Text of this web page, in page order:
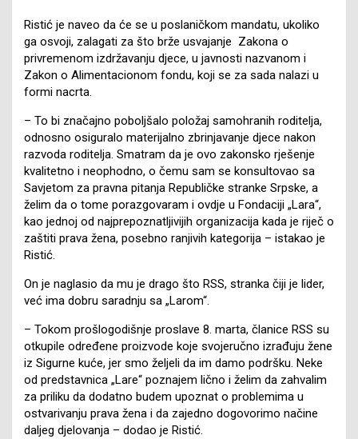
Ristić je naveo da će se u poslaničkom mandatu, ukoliko
ga osvoji, zalagati za što brže usvajanje Zakona o
privremenom izdržavanju djece, u javnosti nazvanom i
Zakon o Alimentacionom fondu, koji se za sada nalazi u
formi nacrta.
– To bi značajno poboljšalo položaj samohranih roditelja,
odnosno osiguralo materijalno zbrinjavanje djece nakon
razvoda roditelja. Smatram da je ovo zakonsko rješenje
kvalitetno i neophodno, o čemu sam se konsultovao sa
Savjetom za pravna pitanja Republičke stranke Srpske, a
želim da o tome porazgovaram i ovdje u Fondaciji „Lara“,
kao jednoj od najprepoznatljivijih organizacija kada je riječ o
zaštiti prava žena, posebno ranjivih kategorija – istakao je
Ristić.
On je naglasio da mu je drago što RSS, stranka čiji je lider,
već ima dobru saradnju sa „Larom“.
– Tokom prošlogodišnje proslave 8. marta, članice RSS su
otkupile određene proizvode koje svojeručno izrađuju žene
iz Sigurne kuće, jer smo željeli da im damo podršku. Neke
od predstavnica „Lare“ poznajem lično i želim da zahvalim
za priliku da dodatno budem upoznat o problemima u
ostvarivanju prava žena i da zajedno dogovorimo načine
daljeg djelovanja – dodao je Ristić.